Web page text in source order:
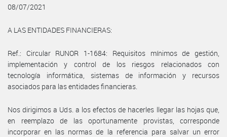
08/07/2021
A LAS ENTIDADES FINANCIERAS:
Ref.: Circular RUNOR 1-1684: Requisitos mínimos de gestión,
implementación y control de los riesgos relacionados con
tecnología informática, sistemas de información y recursos
asociados para las entidades financieras.
Nos dirigimos a Uds. a los efectos de hacerles llegar las hojas que,
en reemplazo de las oportunamente provistas, corresponde
incorporar en las normas de la referencia para salvar un error